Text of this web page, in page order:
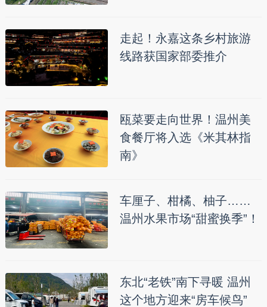
走起！永嘉这条乡村旅游
线路获国家部委推介
瓯菜要走向世界！温州美
食餐厅将入选《米其林指
南》
车厘子、柑橘、柚子……
温州水果市场“甜蜜换季”！
东北“老铁”南下寻暖 温州
这个地方迎来“房车候鸟”